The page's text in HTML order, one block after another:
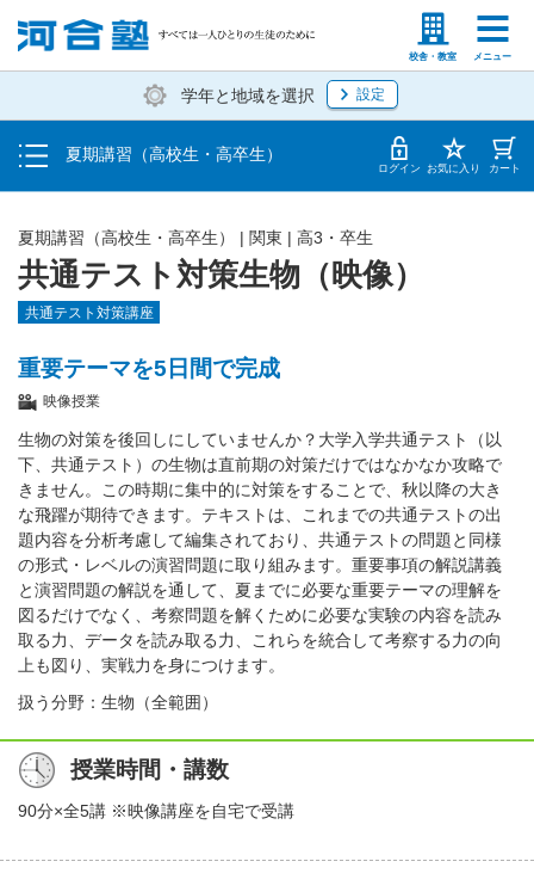
校舎・教室 メニュー
塾生の方 高等学校の先生
学年と地域を選択 設定
夏期講習（高校生・高卒生）
受講料・お申し込み方法
受講開始までの流れ
校舎・教室一覧 ログイン お気に入り カート
共通テスト対策生物（映像）
夏期講習（高校生・高卒生） | 関東 | 高3・卒生
共通テスト対策講座
重要テーマを5日間で完成
映像授業
生物の対策を後回しにしていませんか？大学入学共通テスト（以
下、共通テスト）の生物は直前期の対策だけではなかなか攻略で
きません。この時期に集中的に対策をすることで、秋以降の大き
な飛躍が期待できます。テキストは、これまでの共通テストの出
題内容を分析考慮して編集されており、共通テストの問題と同様
の形式・レベルの演習問題に取り組みます。重要事項の解説講義
と演習問題の解説を通して、夏までに必要な重要テーマの理解を
図るだけでなく、考察問題を解くために必要な実験の内容を読み
取る力、データを読み取る力、これらを統合して考察する力の向
上も図り、実戦力を身につけます。
扱う分野：生物（全範囲）
授業時間・講数
90分×全5講 ※映像講座を自宅で受講